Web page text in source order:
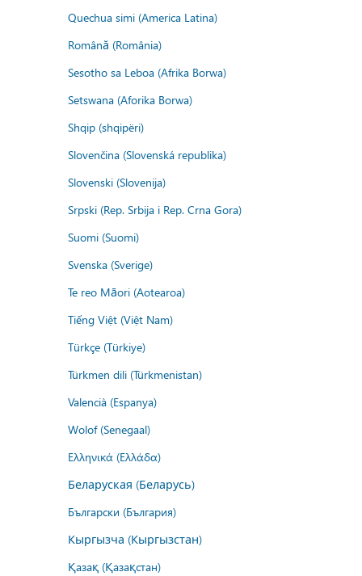
Quechua simi (America Latina)
Română (România)
Sesotho sa Leboa (Afrika Borwa)
Setswana (Aforika Borwa)
Shqip (shqipëri)
Slovenčina (Slovenská republika)
Slovenski (Slovenija)
Srpski (Rep. Srbija i Rep. Crna Gora)
Suomi (Suomi)
Svenska (Sverige)
Te reo Māori (Aotearoa)
Tiếng Việt (Việt Nam)
Türkçe (Türkiye)
Türkmen dili (Türkmenistan)
Valencià (Espanya)
Wolof (Senegaal)
Ελληνικά (Ελλάδα)
Беларуская (Беларусь)
Български (България)
Кыргызча (Кыргызстан)
Қазақ (Қазақстан)